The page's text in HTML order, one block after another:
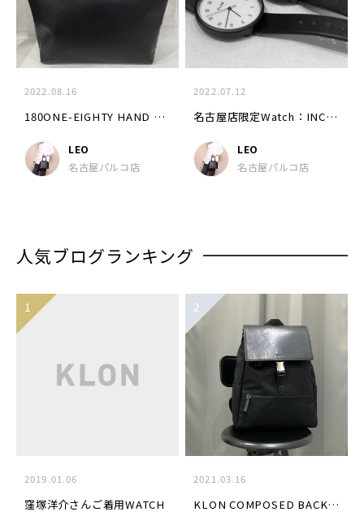
2022.08.16
180ONE-EIGHTY HAND BAG LEOイチオシアイテム
LEO
名古屋パルコ店
2022.07.12
名古屋店限定Watch：INCREASE LINE
LEO
名古屋パルコ店
人気ブログランキング
2019.01.06
窪塚洋介さんご着用WATCH
2021.03.16
KLON COMPOSED BACK PACK